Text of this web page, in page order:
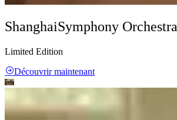
ShanghaiSymphony Orchestra
Limited Edition
Découvrir maintenant